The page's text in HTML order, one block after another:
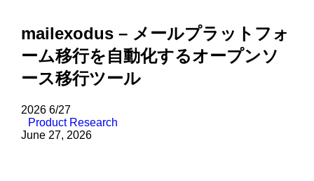
mailexodus – メールプラットフォ
ーム移行を自動化するオープンソ
ース移行ツール
2026 6/27
Product Research
June 27, 2026